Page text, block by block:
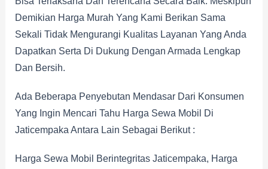
Demikian Harga Murah Yang Kami Berikan Sama
Sekali Tidak Mengurangi Kualitas Layanan Yang Anda
Dapatkan Serta Di Dukung Dengan Armada Lengkap
Dan Bersih.
Ada Beberapa Penyebutan Mendasar Dari Konsumen
Yang Ingin Mencari Tahu Harga Sewa Mobil Di
Jaticempaka Antara Lain Sebagai Berikut :
Harga Sewa Mobil Berintegritas Jaticempaka, Harga